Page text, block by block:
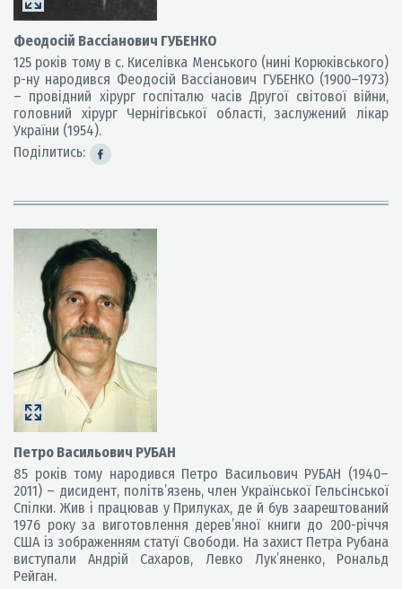
Феодосій Вассіанович ГУБЕНКО
125 років тому в с. Киселівка Менського (нині Корюківського)
р-ну народився Феодосій Вассіанович ГУБЕНКО (1900–1973)
– провідний хірург госпіталю часів Другої світової війни,
головний хірург Чернігівської області, заслужений лікар
України (1954).
Поділитись:
Петро Васильович РУБАН
85 років тому народився Петро Васильович РУБАН (1940–
2011) – дисидент, політв’язень, член Української Гельсінської
Спілки. Жив і працював у Прилуках, де й був заарештований
1976 року за виготовлення дерев’яної книги до 200-річчя
США із зображенням статуї Свободи. На захист Петра Рубана
виступали Андрій Сахаров, Левко Лук’яненко, Рональд
Рейган.